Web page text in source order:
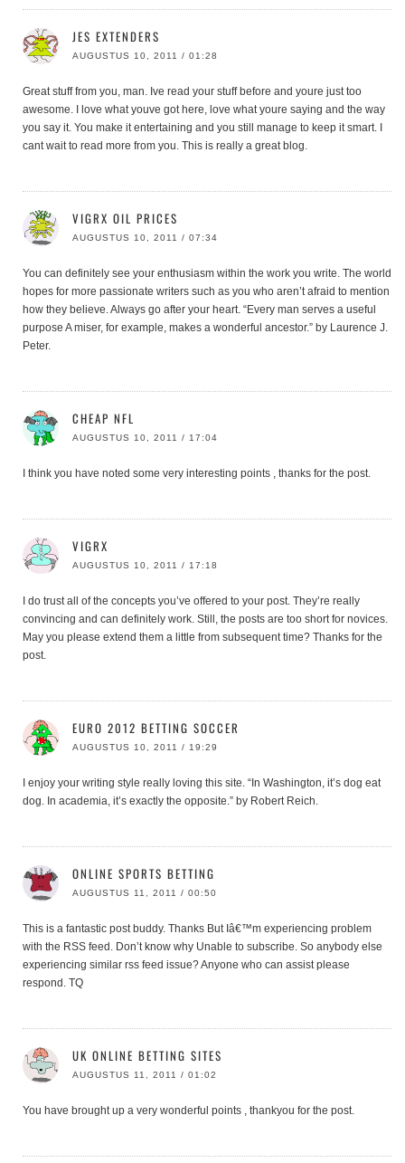
JES EXTENDERS
AUGUSTUS 10, 2011 / 01:28
Great stuff from you, man. Ive read your stuff before and youre just too
awesome. I love what youve got here, love what youre saying and the way
you say it. You make it entertaining and you still manage to keep it smart. I
cant wait to read more from you. This is really a great blog.
VIGRX OIL PRICES
AUGUSTUS 10, 2011 / 07:34
You can definitely see your enthusiasm within the work you write. The world
hopes for more passionate writers such as you who aren’t afraid to mention
how they believe. Always go after your heart. “Every man serves a useful
purpose A miser, for example, makes a wonderful ancestor.” by Laurence J.
Peter.
CHEAP NFL
AUGUSTUS 10, 2011 / 17:04
I think you have noted some very interesting points , thanks for the post.
VIGRX
AUGUSTUS 10, 2011 / 17:18
I do trust all of the concepts you’ve offered to your post. They’re really
convincing and can definitely work. Still, the posts are too short for novices.
May you please extend them a little from subsequent time? Thanks for the
post.
EURO 2012 BETTING SOCCER
AUGUSTUS 10, 2011 / 19:29
I enjoy your writing style really loving this site. “In Washington, it’s dog eat
dog. In academia, it’s exactly the opposite.” by Robert Reich.
ONLINE SPORTS BETTING
AUGUSTUS 11, 2011 / 00:50
This is a fantastic post buddy. Thanks But Iâ€™m experiencing problem
with the RSS feed. Don’t know why Unable to subscribe. So anybody else
experiencing similar rss feed issue? Anyone who can assist please
respond. TQ
UK ONLINE BETTING SITES
AUGUSTUS 11, 2011 / 01:02
You have brought up a very wonderful points , thankyou for the post.